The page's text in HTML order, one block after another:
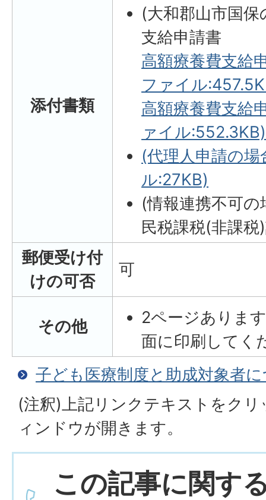
添付書類
(大和郡山市国
支給申請書
高額療養費支給
ファイル
高額療養費支給
ァイル:552.3KB)
(代理人申請の
ル:27KB)
(情報連携不可
民税課税(非課税
郵便受け付
けの可否
可
その他
2ページありま
面に印刷してく
子ども医療制度と助成対象者
(注釈)上記リンクテキストをク
ィンドウが開きます。
この記事に関す